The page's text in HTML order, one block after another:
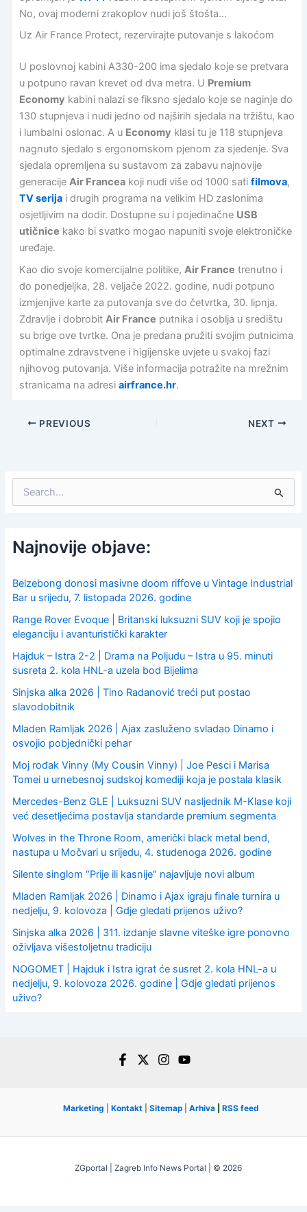
No, ovaj moderni zrakoplov nudi još štošta…
Uz Air France Protect, rezervirajte putovanje s lakoćom
U poslovnoj kabini A330-200 ima sjedalo koje se pretvara
u potpuno ravan krevet od dva metra. U Premium
Economy kabini nalazi se fiksno sjedalo koje se naginje do
130 stupnjeva i nudi jedno od najširih sjedala na tržištu, kao
i lumbalni oslonac. A u Economy klasi tu je 118 stupnjeva
nagnuto sjedalo s ergonomskom pjenom za sjedenje. Sva
sjedala opremljena su sustavom za zabavu najnovije
generacije Air Franceakoji nudi više od 1000 sati filmova,
TV serijai drugih programa na velikim HD zaslonima
osjetljivim na dodir. Dostupne su i pojedinačne USB
utičnice kako bi svatko mogao napuniti svoje elektroničke
uređaje.
Kao dio svoje komercijalne politike, Air France trenutno i
do ponedjeljka, 28. veljače 2022. godine, nudi potpuno
izmjenjive karte za putovanja sve do četvrtka, 30. lipnja.
Zdravlje i dobrobit Air France putnika i osoblja u središtu
su brige ove tvrtke. Ona je predana pružiti svojim putnicima
optimalne zdravstvene i higijenske uvjete u svakoj fazi
njihovog putovanja. Više informacija potražite na mrežnim
stranicama na adresi airfrance.hr.
PREVIOUS NEXT
c
h
o
r
Najnovije objave:
Belzebong donosi masivne doom riffove u Vintage Industrial
Bar u srijedu, 7. listopada 2026. godine
Range Rover Evoque | Britanski luksuzni SUV koji je spojio
eleganciju i avanturistički karakter
Hajduk – Istra 2-2 | Drama na Poljudu – Istra u 95. minuti
susreta 2. kola HNL-a uzela bod Bijelima
Sinjska alka 2026 | Tino Radanović treći put postao
slavodobitnik
Mladen Ramljak 2026 | Ajax zasluženo svladao Dinamo i
osvojio pobjednički pehar
Moj rođak Vinny (My Cousin Vinny) | Joe Pesci i Marisa
Tomei u urnebesnoj sudskoj komediji koja je postala klasik
Mercedes-Benz GLE | Luksuzni SUV nasljednik M-Klase koji
već desetljećima postavlja standarde premium segmenta
Wolves in the Throne Room, američki black metal bend,
nastupa u Močvari u srijedu, 4. studenoga 2026. godine
Silente singlom “Prije ili kasnije” najavljuje novi album
Mladen Ramljak 2026 | Dinamo i Ajax igraju finale turnira u
nedjelju, 9. kolovoza | Gdje gledati prijenos uživo?
Sinjska alka 2026 | 311. izdanje slavne viteške igre ponovno
oživljava višestoljetnu tradiciju
NOGOMET | Hajduk i Istra igrat će susret 2. kola HNL-a u
nedjelju, 9. kolovoza 2026. godine | Gdje gledati prijenos
uživo?
Marketing Kontakt Sitemap Arhiva RSS feed
ZGportal | Zagreb Info News Portal | © 2026